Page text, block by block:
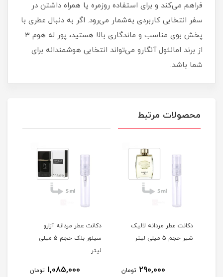
فراهم می‌کند و برای استفاده روزمره یا همراه داشتن در
سفر انتخابی کاربردی به‌شمار می‌رود. اگر به‌ دنبال عطری با
پخش بوی مناسب و ماندگاری بالا هستید، پور له هوم 3
از برند امانئول آنگارو می‌تواند انتخابی هوشمندانه برای
شما باشد.
محصولات مرتبط
دکانت عطر مردانه لالیک
شیر حجم 5 میلی لیتر
290,000 تومان
دکانت عطر مردانه آزارو
سیلور بلک حجم 5 میلی
لیتر
1,085,000 تومان